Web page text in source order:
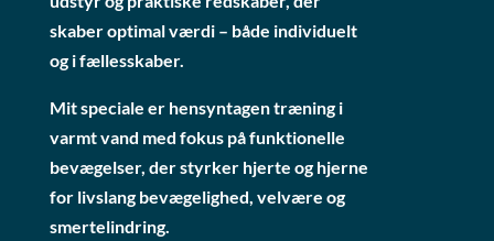
skaber optimal værdi – både individuelt
og i fællesskaber.
Mit speciale er hensyntagen træning i
varmt vand med fokus på funktionelle
bevægelser, der styrker hjerte og hjerne
for livslang bevægelighed, velvære og
smertelindring.